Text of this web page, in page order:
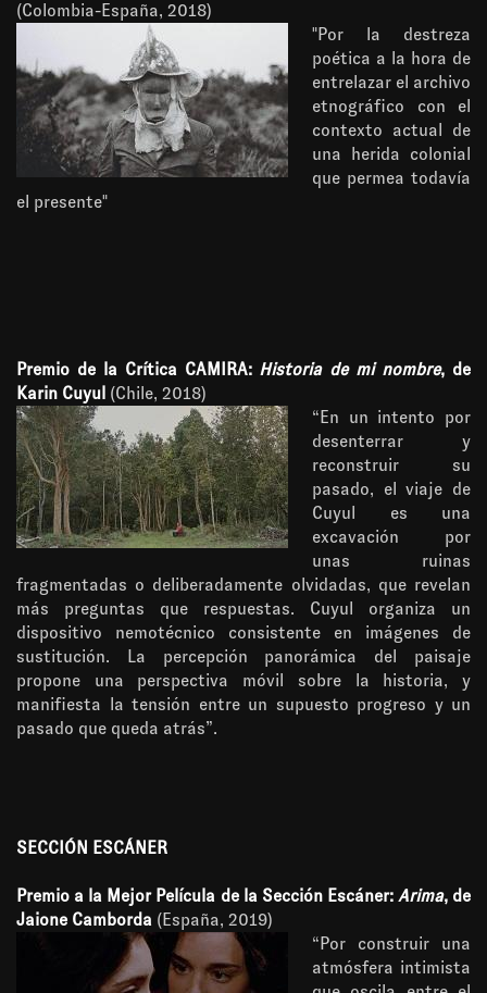
(Colombia-España, 2018)
"Por la destreza
poética a la hora de
entrelazar el archivo
etnográfico con el
contexto actual de
una herida colonial
que permea todavía
el presente"
Premio de la Crítica CAMIRA: Historia de mi nombre, de
Karin Cuyul (Chile, 2018)
“En un intento por
desenterrar y
reconstruir su
pasado, el viaje de
Cuyul es una
excavación por
unas ruinas
fragmentadas o deliberadamente olvidadas, que revelan
más preguntas que respuestas. Cuyul organiza un
dispositivo nemotécnico consistente en imágenes de
sustitución. La percepción panorámica del paisaje
propone una perspectiva móvil sobre la historia, y
manifiesta la tensión entre un supuesto progreso y un
pasado que queda atrás”.
SECCIÓN ESCÁNER
Premio a la Mejor Película de la Sección Escáner: Arima, de
Jaione Camborda (España, 2019)
“Por construir una
atmósfera intimista